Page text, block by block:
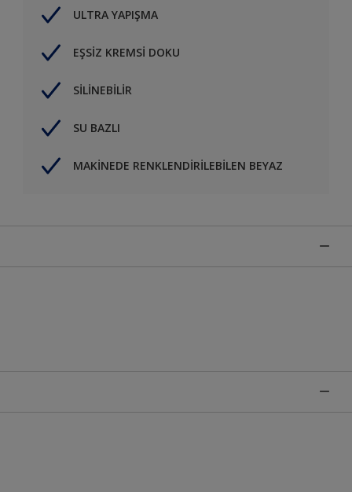
ULTRA YAPIŞMA
EŞSİZ KREMSİ DOKU
SİLİNEBİLİR
SU BAZLI
MAKİNEDE RENKLENDİRİLEBİLEN BEYAZ